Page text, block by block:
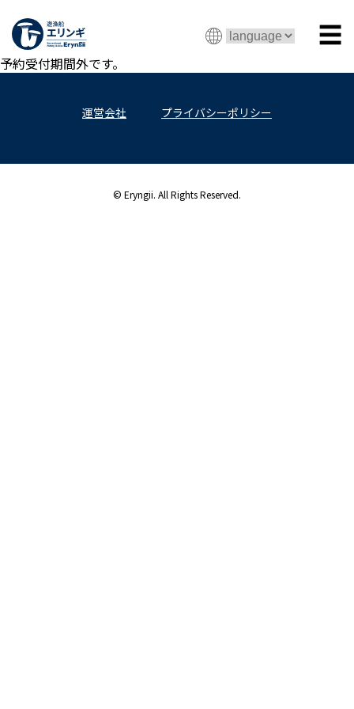
☰
予約受付期間外です。
運営会社 プライバシーポリシー
© Eryngii. All Rights Reserved.